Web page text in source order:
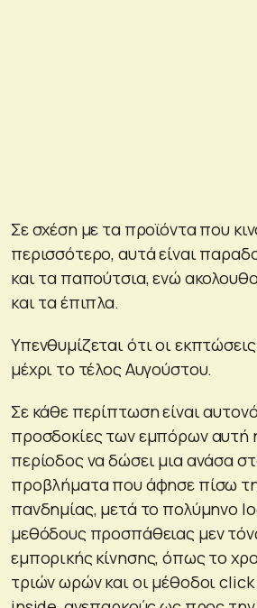
Σε σχέση με τα προϊόντα που
περισσότερο, αυτά είναι
και τα παπούτσια, ενώ
και τα έπιπλα.
Υπενθυμίζεται ότι οι
μέχρι το τέλος Αυγούστου.
Σε κάθε περίπτωση είναι
προσδοκίες των εμπόρων αυτή
περίοδος να δώσει μια ανάσα
προβλήματα που άφησε πίσω
πανδημίας, μετά το πολύμηνο
μεθόδους προσπάθειας μεν
εμπορικής κίνησης, όπως το
τριών ωρών και οι μέθοδοι